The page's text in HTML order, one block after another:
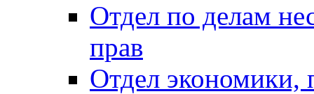
Отдел по делам
прав
Отдел экономики,